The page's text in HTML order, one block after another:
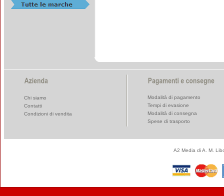
Chi siamo
Contatti
Condizioni di vendita
Modalità di pagamento
Tempi di evasione
Modalità di consegna
Spese di trasporto
A2 Media di A. M.